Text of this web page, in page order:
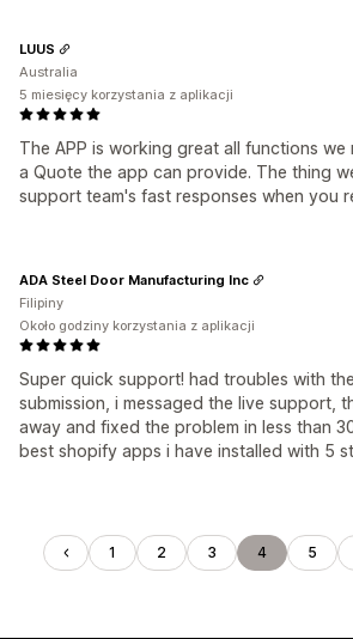
The APP is working great all functions
a Quote the app can provide. The thing
support team's fast responses when you
LUUS
Australia
5 miesięcy korzystania z aplikacji
Super quick support! had troubles with
submission, i messaged the live support,
away and fixed the problem in less than
best shopify apps i have installed with 5
ADA Steel Door Manufacturing Inc
Filipiny
Około godziny korzystania z aplikacji
1 2 3 4 5